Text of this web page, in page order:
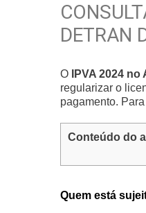
DETRAN
O IPVA 2024 no
regularizar o
pagamento.
Conteúdo do
Quem está